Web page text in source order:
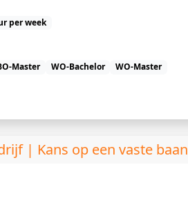
per week
Master WO-Bachelor
WO-Master
| Kans op een vaste baan